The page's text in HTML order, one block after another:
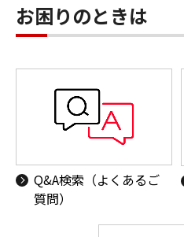
お困りのときは
Q&A検索（よくあるご
質問）